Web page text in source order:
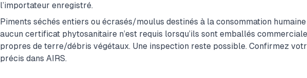
l’importateur enregistré.
Piments séchés entiers ou écrasés/moulus destinés à la consommation
aucun certificat phytosanitaire n’est requis lorsqu’ils sont emballés
propres de terre/débris végétaux. Une inspection reste possible. Confirmez
précis dans AIRS.